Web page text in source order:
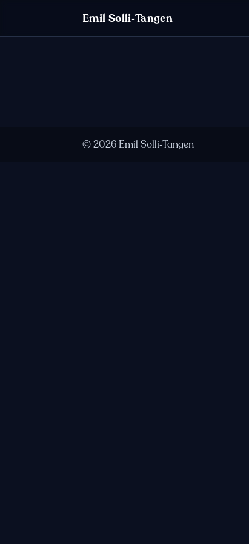
Emil Solli‑Tangen
©2026 Emil Solli‑Tangen